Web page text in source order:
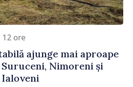
12 ore
ajunge mai aproape
Nimoreni și